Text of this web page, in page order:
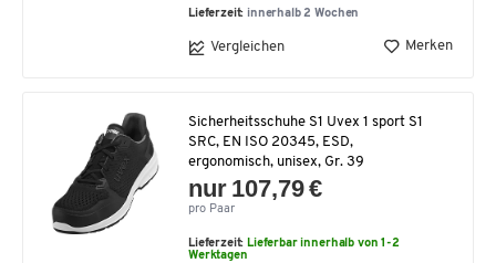
Lieferzeit: innerhalb 2 Wochen
Vergleichen Merken
Sicherheitsschuhe S1 Uvex 1 sport S1
SRC, EN ISO 20345, ESD,
ergonomisch, unisex, Gr. 39
nur 107,79 €
pro Paar
Lieferzeit: Lieferbar innerhalb von 1-2
Werktagen